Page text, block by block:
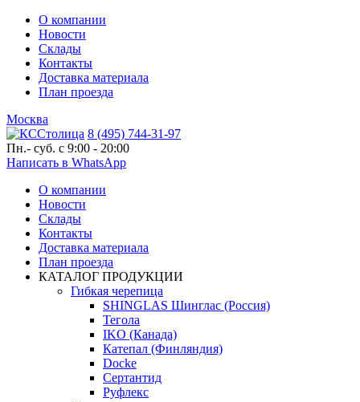
О компании
Новости
Склады
Контакты
Доставка материала
План проезда
Москва
8 (495) 744-31-97
Пн.- суб. с 9:00 - 20:00
Написать в WhatsApp
О компании
Новости
Склады
Контакты
Доставка материала
План проезда
КАТАЛОГ ПРОДУКЦИИ
Гибкая черепица
SHINGLAS Шинглас (Россия)
Тегола
IKO (Канада)
Катепал (Финляндия)
Docke
Сертантид
Руфлекс